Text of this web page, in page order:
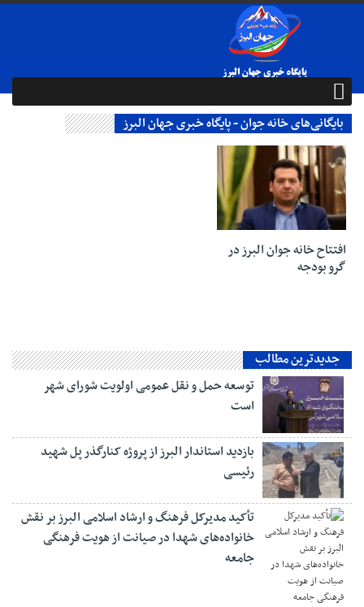
بایگانی‌های خانه جوان - پایگاه خبری جهان البرز
07 ژانویه 2025
افتتاح خانه جوان البرز در
گرو بودجه
جدیدترین مطالب
توسعه حمل و نقل عمومی اولویت شورای شهر
است
بازدید استاندار البرز از پروژه کنارگذر پل شهید
رئیسی
تأکید مدیرکل فرهنگ و ارشاد اسلامی البرز بر نقش
خانواده‌های شهدا در صیانت از هویت فرهنگی
جامعه